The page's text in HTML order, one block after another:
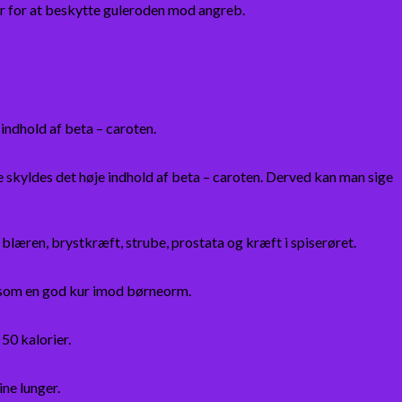
at beskytte guleroden mod angreb.
af beta – caroten.
det høje indhold af beta – caroten. Derved kan man sige
brystkræft, strube, prostata og kræft i spiserøret.
en god kur imod børneorm.
kalorier.
lunger.